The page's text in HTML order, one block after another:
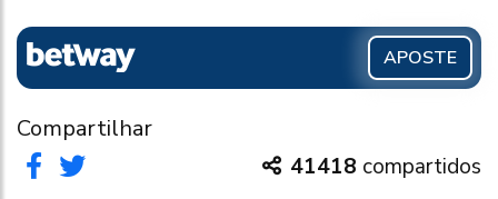
APOSTE
Compartilhar
41418 compartidos